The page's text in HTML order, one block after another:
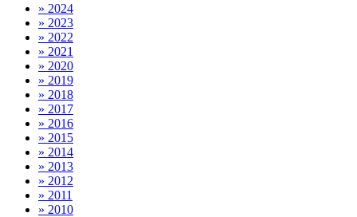
» 2024
» 2023
» 2022
» 2021
» 2020
» 2019
» 2018
» 2017
» 2016
» 2015
» 2014
» 2013
» 2012
» 2011
» 2010